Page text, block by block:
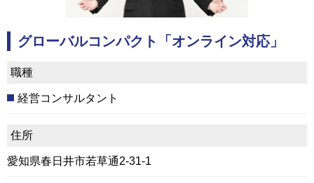
グローバルコンパクト「オンライン対応」
職種
経営コンサルタント
住所
愛知県春日井市若草通2-31-1